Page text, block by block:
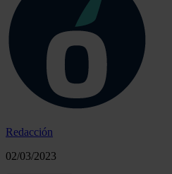
Redacción
02/03/2023